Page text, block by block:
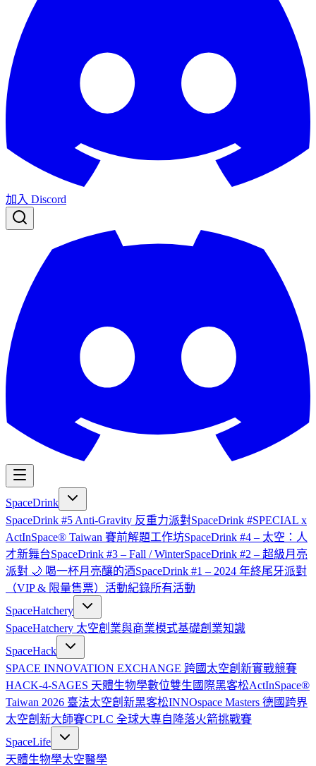
加入 Discord
SpaceDrink
SpaceDrink #5 Anti-Gravity 反重力派對SpaceDrink #SPECIAL x
ActInSpace® Taiwan 賽前解題工作坊SpaceDrink #4 – 太空：人
才新舞台SpaceDrink #3 – Fall / WinterSpaceDrink #2 – 超級月亮
派對 🌙 喝一杯月亮釀的酒SpaceDrink #1 – 2024 年終尾牙派對
（VIP & 限量售票） 活動紀錄所有活動
SpaceHatchery
SpaceHatchery 太空創業與商業模式基礎創業知識
SpaceHack
SPACE INNOVATION EXCHANGE 跨國太空創新實戰競賽
HACK-4-SAGES 天體生物學數位雙生國際黑客松ActInSpace®
Taiwan 2026 臺法太空創新黑客松INNOspace Masters 德國跨界
太空創新大師賽CPLC 全球大專自降落火箭挑戰賽
SpaceLife
天體生物學太空醫學